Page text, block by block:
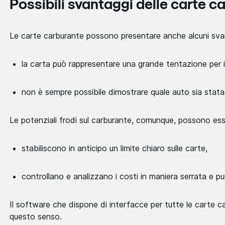
Possibili svantaggi delle carte
Le carte carburante possono presentare anche alcuni
la carta può rappresentare una grande tentazione per
non è sempre possibile dimostrare quale auto sia
Le potenziali frodi sul carburante, comunque, possono
stabiliscono in anticipo un limite chiaro sulle carte,
controllano e analizzano i costi in maniera serrata e
Il software che dispone di interfacce per tutte le carte
questo senso.